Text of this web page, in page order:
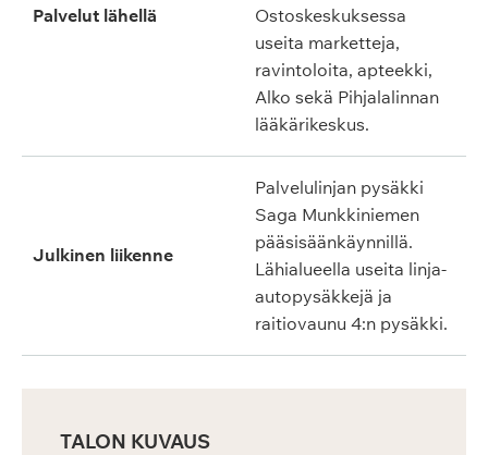
Palvelut lähellä
Ostoskeskuksessa
useita marketteja,
ravintoloita, apteekki,
Alko sekä Pihjalalinnan
lääkärikeskus.
Julkinen liikenne
Palvelulinjan pysäkki
Saga Munkkiniemen
pääsisäänkäynnillä.
Lähialueella useita linja-
autopysäkkejä ja
raitiovaunu 4:n pysäkki.
TALON KUVAUS